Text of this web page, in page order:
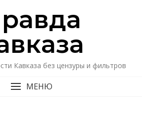
Кавказа без цензуры и фильтров
МЕНЮ